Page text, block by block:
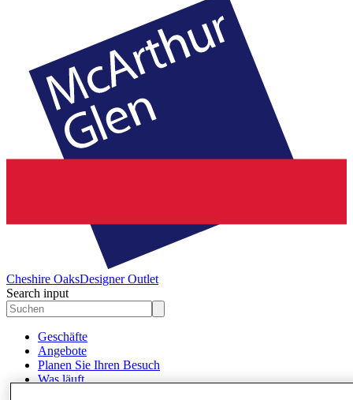
Cheshire OaksDesigner Outlet
Search input
Geschäfte
Angebote
Planen Sie Ihren Besuch
Was läuft